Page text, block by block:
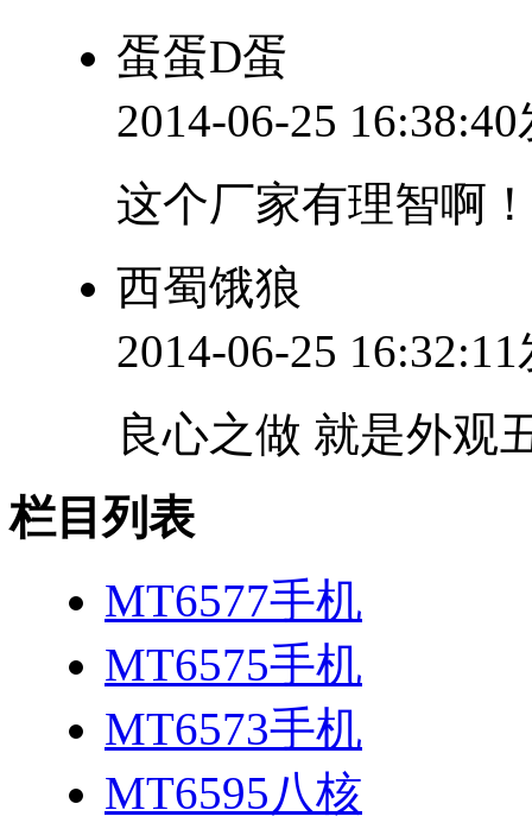
蛋蛋D蛋
2014-06-25
这个厂家有理智啊
西蜀饿狼
2014-06-25
良心之做 就是外观
栏目列表
MT6577手机
MT6575手机
MT6573手机
MT6595八核